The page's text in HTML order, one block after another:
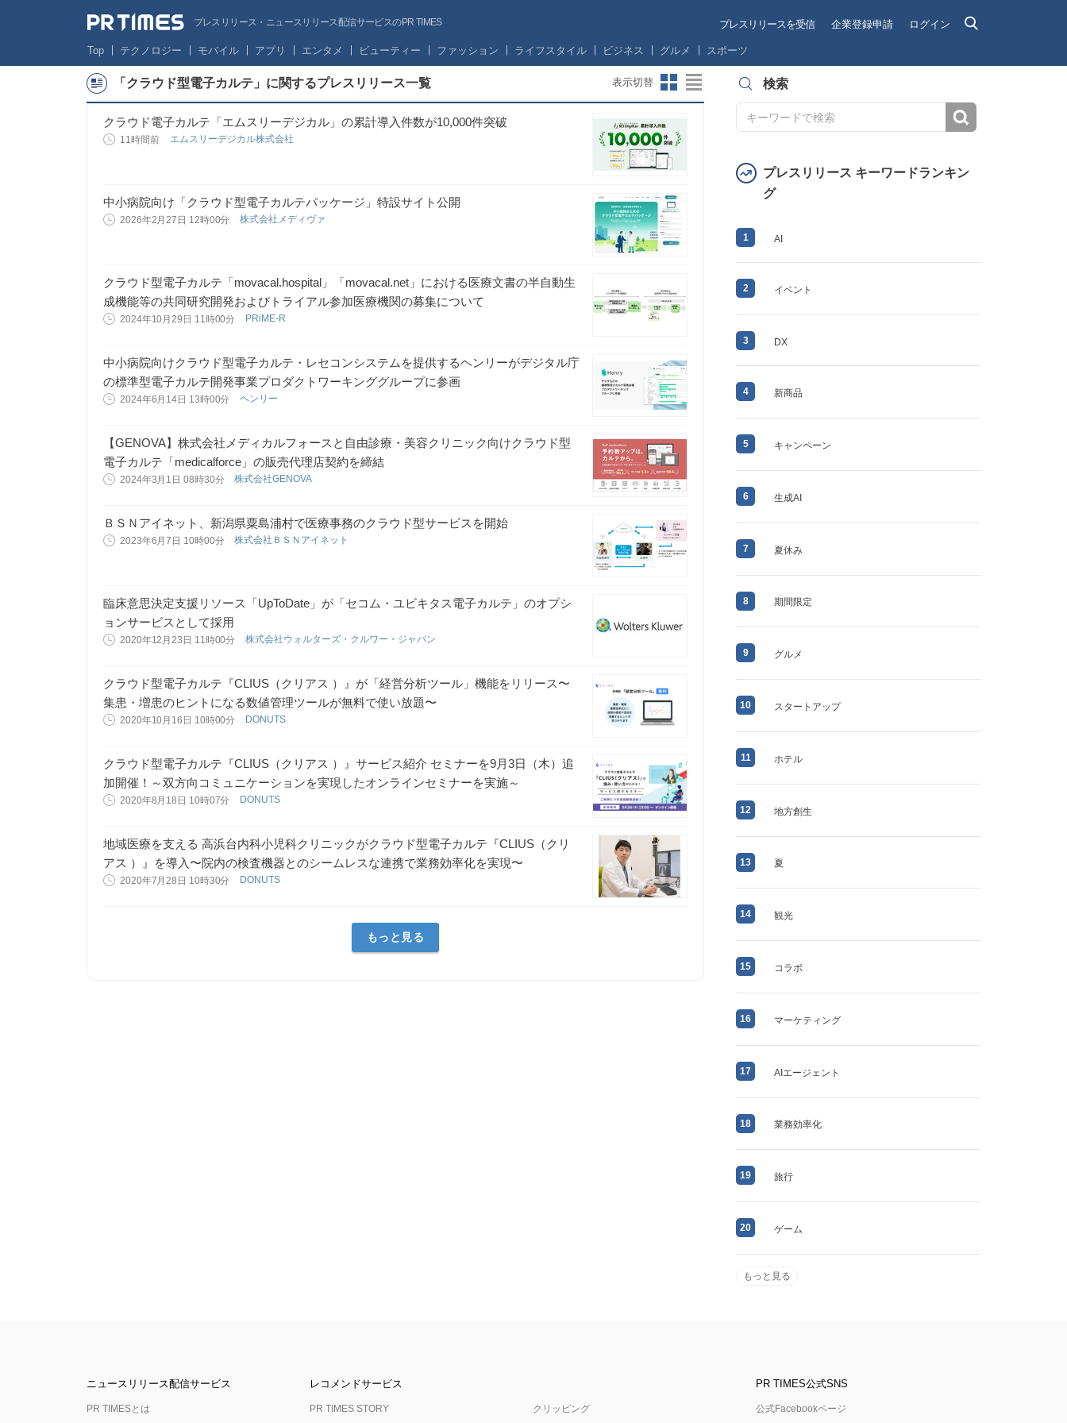
プレスリリース・ニュースリリース配信サービスのPR TIMES プレスリリースを受信 企業登録申請 ログイン
Top テクノロジー モバイル アプリ エンタメ ビューティー ファッション ライフスタイル ビジネス グルメ スポーツ
「クラウド型電子カルテ」に関するプレスリリース一覧 表示切替
クラウド電子カルテ「エムスリーデジカル」の累計導入件数が10,000件突破
11時間前 エムスリーデジカル株式会社
中小病院向け「クラウド型電子カルテパッケージ」特設サイト公開
2026年2月27日 12時00分 株式会社メディヴァ
クラウド型電子カルテ「movacal.hospital」「movacal.net」における医療文書の半自動生
成機能等の共同研究開発およびトライアル参加医療機関の募集について
2024年10月29日 11時00分 PRiME-R
中小病院向けクラウド型電子カルテ・レセコンシステムを提供するヘンリーがデジタル庁
の標準型電子カルテ開発事業プロダクトワーキンググループに参画
2024年6月14日 13時00分 ヘンリー
【GENOVA】株式会社メディカルフォースと自由診療・美容クリニック向けクラウド型
電子カルテ「medicalforce」の販売代理店契約を締結
2024年3月1日 08時30分 株式会社GENOVA
ＢＳＮアイネット、新潟県粟島浦村で医療事務のクラウド型サービスを開始
2023年6月7日 10時00分 株式会社ＢＳＮアイネット
臨床意思決定支援リソース「UpToDate」が「セコム・ユビキタス電子カルテ」のオプシ
ョンサービスとして採用
2020年12月23日 11時00分 株式会社ウォルターズ・クルワー・ジャパン
クラウド型電子カルテ『CLIUS（クリアス ）』が「経営分析ツール」機能をリリース〜
集患・増患のヒントになる数値管理ツールが無料で使い放題〜
2020年10月16日 10時00分 DONUTS
クラウド型電子カルテ『CLIUS（クリアス ）』サービス紹介 セミナーを9月3日（木）追
加開催！～双方向コミュニケーションを実現したオンラインセミナーを実施～
2020年8月18日 10時07分 DONUTS
地域医療を支える 高浜台内科小児科クリニックがクラウド型電子カルテ『CLIUS（クリ
アス ）』を導入〜院内の検査機器とのシームレスな連携で業務効率化を実現〜
2020年7月28日 10時30分 DONUTS
もっと見る
検索
プレスリリース キーワードランキン
グ
1 AI
2 イベント
3 DX
4 新商品
5 キャンペーン
6 生成AI
7 夏休み
8 期間限定
9 グルメ
10 スタートアップ
11 ホテル
12 地方創生
13 夏
14 観光
15 コラボ
16 マーケティング
17 AIエージェント
18 業務効率化
19 旅行
20 ゲーム
もっと見る
ニュースリリース配信サービス
PR TIMESとは
レコメンドサービス
PR TIMES STORY クリッピング
PR TIMES公式SNS
公式Facebookページ